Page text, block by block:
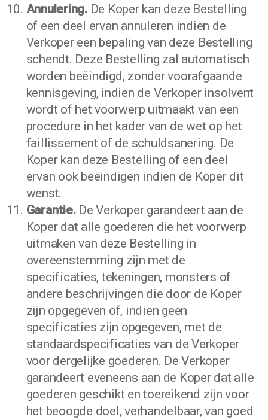
Annulering. De Koper kan deze Bestelling
of een deel ervan annuleren indien de
Verkoper een bepaling van deze Bestelling
schendt. Deze Bestelling zal automatisch
worden beëindigd, zonder voorafgaande
kennisgeving, indien de Verkoper insolvent
wordt of het voorwerp uitmaakt van een
procedure in het kader van de wet op het
faillissement of de schuldsanering. De
Koper kan deze Bestelling of een deel
ervan ook beëindigen indien de Koper dit
wenst.
Garantie. De Verkoper garandeert aan de
Koper dat alle goederen die het voorwerp
uitmaken van deze Bestelling in
overeenstemming zijn met de
specificaties, tekeningen, monsters of
andere beschrijvingen die door de Koper
zijn opgegeven of, indien geen
specificaties zijn opgegeven, met de
standaardspecificaties van de Verkoper
voor dergelijke goederen. De Verkoper
garandeert eveneens aan de Koper dat alle
goederen geschikt en toereikend zijn voor
het beoogde doel, verhandelbaar, van goed